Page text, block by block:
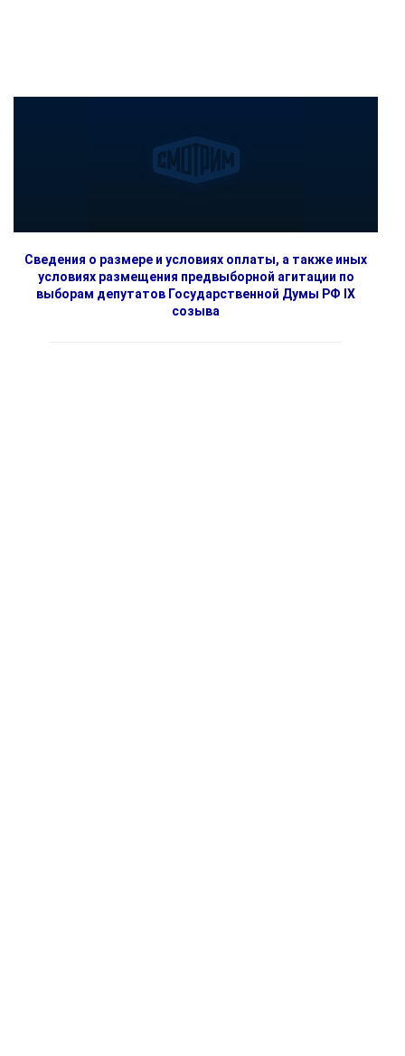
Сведения о размере и условиях оплаты, а также иных
условиях размещения предвыборной агитации по
выборам депутатов Государственной Думы РФ IX
созыва